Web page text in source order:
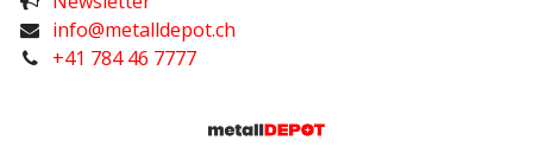
info@metalldepot.ch
+41 784 46 7777